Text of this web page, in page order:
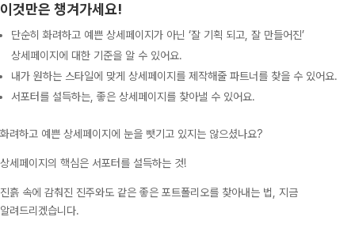
이것만은 챙겨가세요!
단순히 화려하고 예쁜 상세페이지가 아닌 ‘잘 기획 되고, 잘 만들어진’
상세페이지에 대한 기준을 알 수 있어요.
내가 원하는 스타일에 맞게 상세페이지를 제작해줄 파트너를 찾을 수 있어요.
서포터를 설득하는, 좋은 상세페이지를 찾아낼 수 있어요.
화려하고 예쁜 상세페이지에 눈을 뺏기고 있지는 않으셨나요?
상세페이지의 핵심은 서포터를 설득하는 것!
진흙 속에 감춰진 진주와도 같은 좋은 포트폴리오를 찾아내는 법, 지금
알려드리겠습니다.